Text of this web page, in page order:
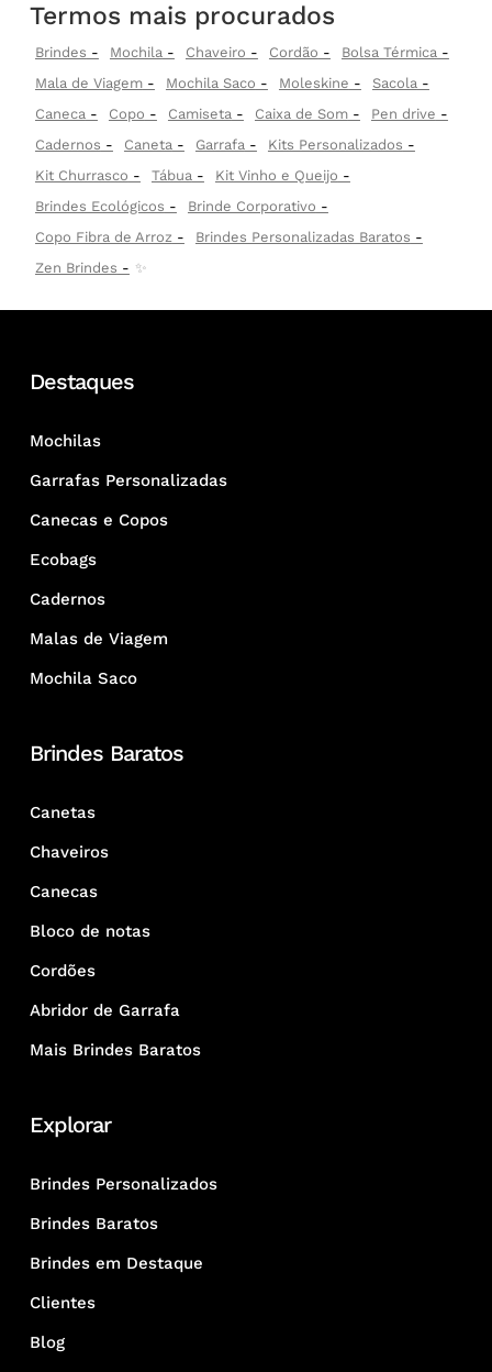
Termos mais procurados
Brindes Mochila Chaveiro Cordão
Bolsa Térmica
Mala de Viagem
Mochila Saco Moleskine
Sacola
Caneca
Copo Camiseta Caixa de Som
Pen drive
Cadernos
Caneta Garrafa
Kits Personalizados
Kit Churrasco
Tábua
Kit Vinho e Queijo
Brindes Ecológicos
Brinde Corporativo
Copo Fibra de Arroz
Brindes Personalizadas Baratos
Zen Brindes
✨
Destaques
Mochilas
Garrafas Personalizadas
Canecas e Copos
Ecobags
Cadernos
Malas de Viagem
Mochila Saco
Brindes Baratos
Canetas
Chaveiros
Canecas
Bloco de notas
Cordões
Abridor de Garrafa
Mais Brindes Baratos
Explorar
Brindes Personalizados
Brindes Baratos
Brindes em Destaque
Clientes
Blog